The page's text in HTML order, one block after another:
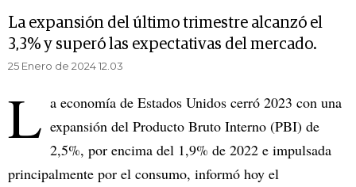
La expansión del último trimestre alcanzó el
3,3% y superó las expectativas del mercado.
25 Enero de 2024 12.03
L a economía de Estados Unidos cerró 2023 con una
expansión del Producto Bruto Interno (PBI) de
2,5%, por encima del 1,9% de 2022 e impulsada
principalmente por el consumo, informó hoy el